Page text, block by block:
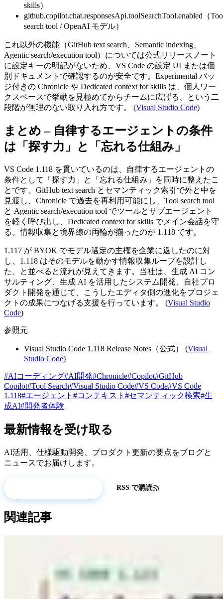
skills）
github.copilot.chat.responsesApi.toolSearchTool.enabled （
search tool / OpenAI モデル）
これ以外の機能（GitHub text search、Semantic indexing、
Agentic search/execution tool）については公式リリースノート
に設定キーの明記がないため、VS Code の設定 UI または個
別ドキュメントで確認するのが安全です。Experimental バッ
ジ付きの Chronicle や Dedicated context for skills は、個人ワー
クスペースで挙動を見極めてからチームに広げる、という二
段階が無理のない取り入れ方です。 (Visual Studio Code)
まとめ – 自律するエージェントの条件
は「探す力」と「忘れる仕組み」
VS Code 1.118 を貫いているのは、自律するエージェントの
条件として「探す力」と「忘れる仕組み」を同時に整えたこ
とです。GitHub text search とセマンティック索引で外と中を
見渡し、Chronicle で過去を再利用可能にし、Tool search tool
と Agentic search/execution tool でツールとサブエージェント
を軽く呼び出し、Dedicated context for skills でメイン会話を守
る。情報収集と境界線の両輪が揃ったのが 1.118 です。
1.117 が BYOK でモデル選定の主権を企業に返したのに対
し、1.118 はそのモデルを動かす情報収集ループを設計し
た、と並べると流れが見えてきます。当社は、生成 AI コン
サルティング、生成 AI を活用したシステム開発、自社プロ
ダクト開発を通じて、こうしたエディタ側の進化をプロジェ
クトの成果につなげる支援を行っています。 (Visual Studio
Code)
参照元
Visual Studio Code 1.118 Release Notes（公式） (Visual
Studio Code)
#AIコーディング#AI開発#Chronicle#Copilot#GitHub
Copilot#Tool Search#Visual Studio Code#VS Code#VS Code
1.118#エージェント #コンテキスト #セマンティック検索#生
成AI#開発者体験
最新情報を受け取る
AI活用、仕様駆動開発、プロダクト更新の要点をブログと
ニュースでお届けします。
RSS で購読
関連記事